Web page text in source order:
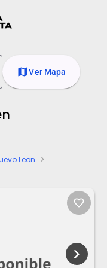
mapVer Mapa
Leon chevron_right
favorite_border
chevron_right